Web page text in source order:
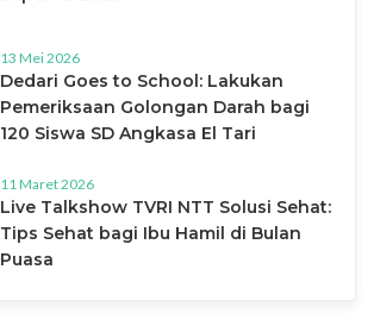
13 Mei 2026
Dedari Goes to School: Lakukan
Pemeriksaan Golongan Darah bagi
120 Siswa SD Angkasa El Tari
11 Maret 2026
Live Talkshow TVRI NTT Solusi Sehat:
Tips Sehat bagi Ibu Hamil di Bulan
Puasa